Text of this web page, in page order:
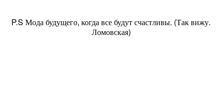
P.S Мода будущего, когда все будут счастливы. (Так вижу.
Ломовская)